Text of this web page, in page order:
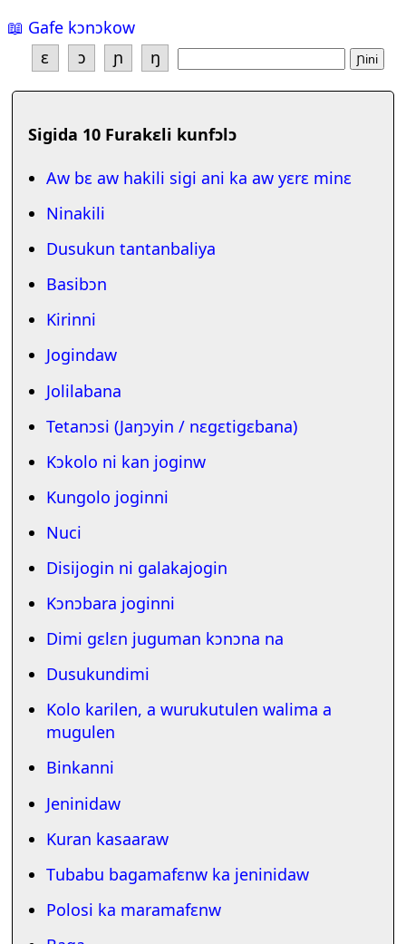
📖 Gafe kɔnɔkow
ɛ
ɔ ɲ ŋ
Sigida 10 Furakɛli kunfɔlɔ
Aw bɛ aw hakili sigi ani ka aw yɛrɛ minɛ
Ninakili
Dusukun tantanbaliya
Basibɔn
Kirinni
Jogindaw
Jolilabana
Tetanɔsi (Jaŋɔyin / nɛgɛtigɛbana)
Kɔkolo ni kan joginw
Kungolo joginni
Nuci
Disijogin ni galakajogin
Kɔnɔbara joginni
Dimi gɛlɛn juguman kɔnɔna na
Dusukundimi
Kolo karilen, a wurukutulen walima a
mugulen
Binkanni
Jeninidaw
Kuran kasaaraw
Tubabu bagamafɛnw ka jeninidaw
Polosi ka maramafɛnw